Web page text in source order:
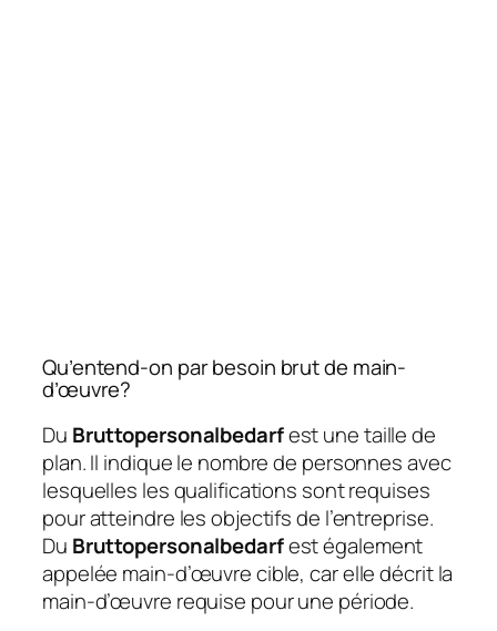
Qu’entend-on par besoin brut de main-
d’œuvre?
Du Bruttopersonalbedarfest une taille de
plan. Il indique le nombre de personnes avec
lesquelles les qualifications sont requises
pour atteindre les objectifs de l’entreprise.
Du Bruttopersonalbedarfest également
appelée main-d’œuvre cible, car elle décrit la
main-d’œuvre requise pour une période.